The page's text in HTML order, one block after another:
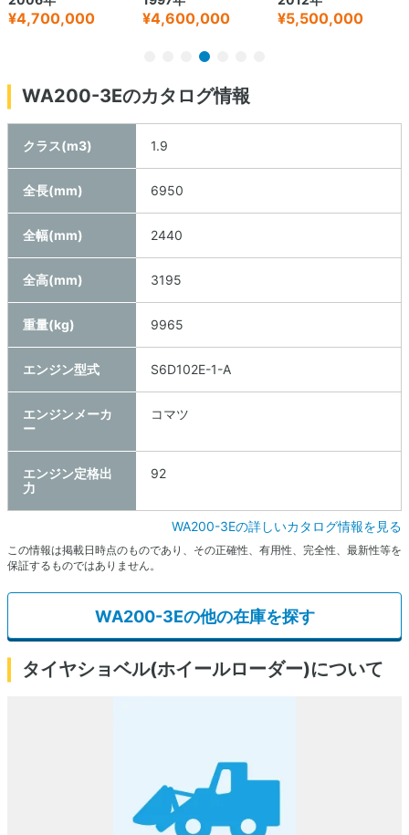
¥4,700,000 ¥4,600,000 ¥5,500,000
WA200-3Eのカタログ情報
クラス(m3) 1.9
全長(mm) 6950
全幅(mm) 2440
全高(mm) 3195
重量(kg) 9965
エンジン型式 S6D102E-1-A
エンジンメーカ
ー
コマツ
エンジン定格出
力
92
WA200-3Eの詳しいカタログ情報を見る
この情報は掲載日時点のものであり、その正確性、有用性、完全性、最新性等を
保証するものではありません。
WA200-3Eの他の在庫を探す
タイヤショベル(ホイールローダー)について